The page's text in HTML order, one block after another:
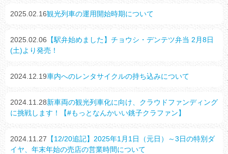
2025.02.16観光列車の運用開始時期について
2025.02.06 【駅弁始めました】チョウシ・デンテツ弁当 2月8日
(土)より発売！
2024.12.19車内へのレンタサイクルの持ち込みについて
2024.11.28新車両の観光列車化に向け、クラウドファンディング
に挑戦します！【#もっとなんかいい銚子クラファン】
2024.11.27 【12/20追記】2025年1月1日（元日）～3日の特別ダ
イヤ、年末年始の売店の営業時間について